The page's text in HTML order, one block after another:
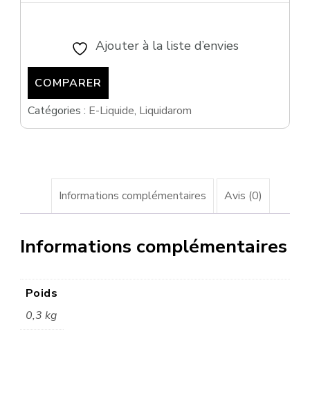
MODJO
VAPORS
Ajouter à la liste d’envies
COMPARER
Catégories : E-Liquide, Liquidarom
Informations complémentaires Avis (0)
Informations complémentaires
Poids
0,3 kg